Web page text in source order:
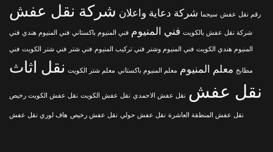
رقم نقل عفش سيجما شركة دعاية واعلان شركة نقل عفش
شركة نقل عفش بالكويت فني المنيوم فني المنيوم باكستاني فني المنيوم هندي فني
المنيوم هندي الكويت فني المنيوم وشتر فني تركيب المنيوم فني شتر فني شتر الكويت فني
مطابخ معلم المنيوم معلم المنيوم باكستاني معلم شتر الكويت نقل اثاث
نقل عفش نقل عفش الاحمدي نقل عفش الكويت نقل عفش الكويت رخيص
نقل عفش المنطقة العاشرة نقل عفش حولي نقل عفش رخيص هاف لوري نقل عفش